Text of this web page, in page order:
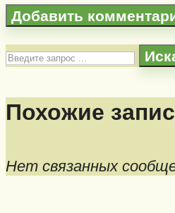
Похожие
Нет связанных